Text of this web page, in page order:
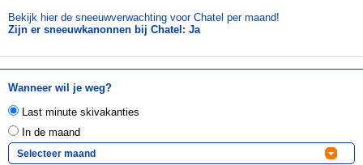
Bekijk hier de sneeuwverwachting voor Chatel per maand!
Zijn er sneeuwkanonnen bij Chatel: Ja
Wanneer wil je weg?
Last minute skivakanties
In de maand